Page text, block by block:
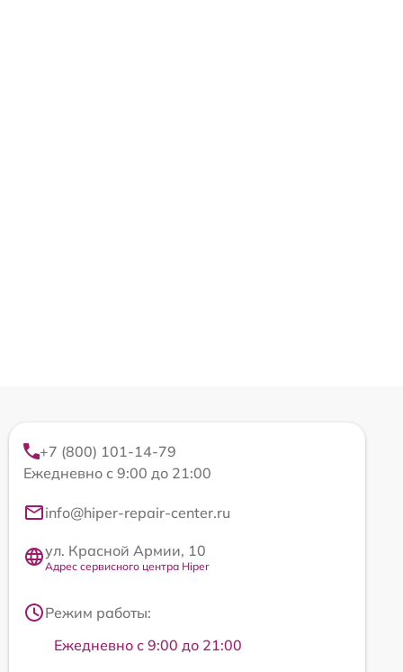
+7 (800) 101-14-79
Ежедневно с 9:00 до 21:00
info@hiper-repair-center.ru
ул. Красной Армии, 10
Адрес сервисного центра Hiper
Режим работы:
Ежедневно с 9:00 до 21:00